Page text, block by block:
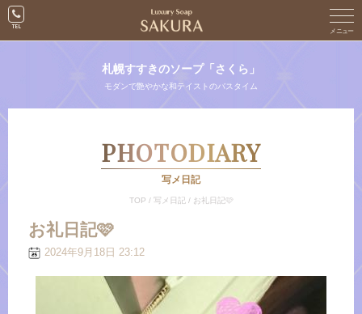
札幌すすきのソープ「さくら」
モダンで艶やかな和テイストのバスタイム
PHOTODIARY
写メ日記
TOP / 写メ日記 / お礼日記🩷
お礼日記🩷
2024年9月18日 23:12